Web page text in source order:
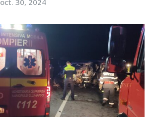
oct. 30, 2024